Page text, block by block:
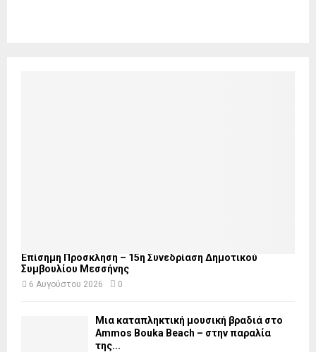
Επίσημη Πρόσκληση – 15η Συνεδρίαση Δημοτικού
Συμβουλίου Μεσσήνης
6 Αυγούστου 2026 0
Μια καταπληκτική μουσική βραδιά στο
Ammos Bouka Beach – στην παραλία
της...